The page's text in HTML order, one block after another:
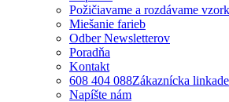
Požičiavame a rozdávame
Miešanie farieb
Odber Newsletterov
Poradňa
Kontakt
608 404 088Zákaznícka linka
Napíšte nám